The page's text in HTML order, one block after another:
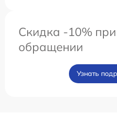
Скидка -10%
обращении
Узнать